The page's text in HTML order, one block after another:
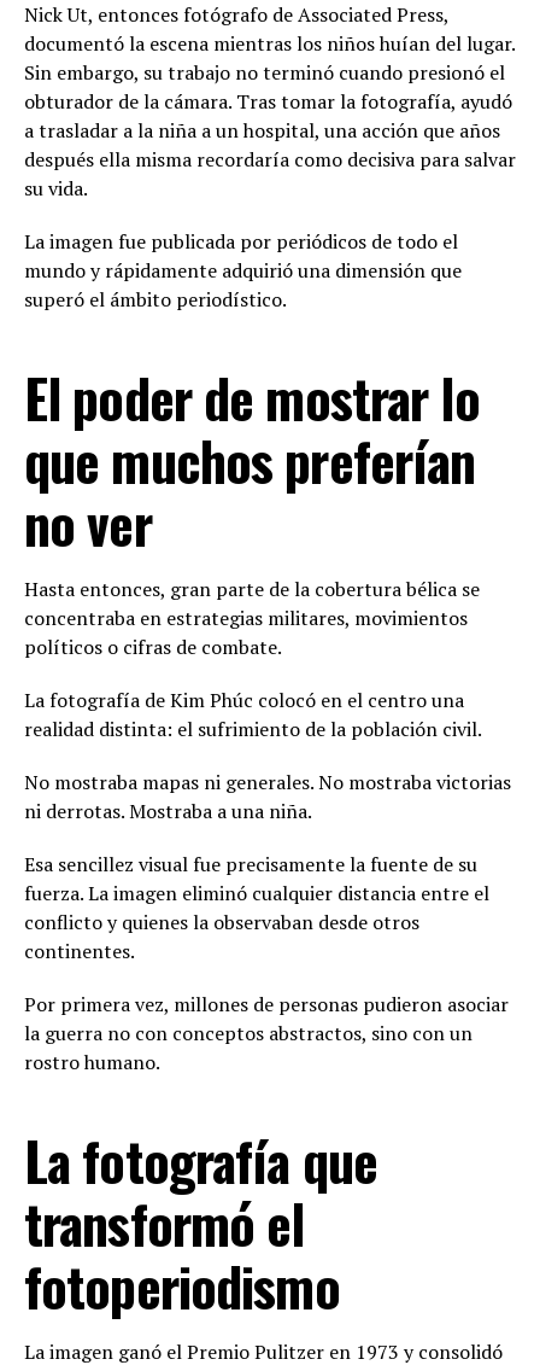
Nick Ut, entonces fotógrafo de Associated Press,
documentó la escena mientras los niños huían del lugar.
Sin embargo, su trabajo no terminó cuando presionó el
obturador de la cámara. Tras tomar la fotografía, ayudó
a trasladar a la niña a un hospital, una acción que años
después ella misma recordaría como decisiva para salvar
su vida.
La imagen fue publicada por periódicos de todo el
mundo y rápidamente adquirió una dimensión que
superó el ámbito periodístico.
El poder de mostrar lo
que muchos preferían
no ver
Hasta entonces, gran parte de la cobertura bélica se
concentraba en estrategias militares, movimientos
políticos o cifras de combate.
La fotografía de Kim Phúc colocó en el centro una
realidad distinta: el sufrimiento de la población civil.
No mostraba mapas ni generales. No mostraba victorias
ni derrotas. Mostraba a una niña.
Esa sencillez visual fue precisamente la fuente de su
fuerza. La imagen eliminó cualquier distancia entre el
conflicto y quienes la observaban desde otros
continentes.
Por primera vez, millones de personas pudieron asociar
la guerra no con conceptos abstractos, sino con un
rostro humano.
La fotografía que
transformó el
fotoperiodismo
La imagen ganó el Premio Pulitzer en 1973 y consolidó